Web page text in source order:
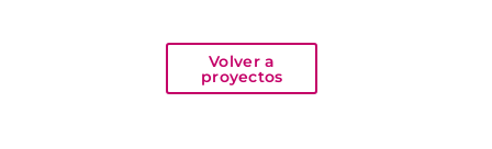
Volver a
proyectos